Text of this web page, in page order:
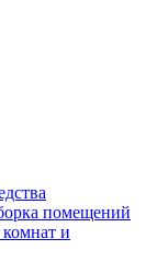
помещений
и